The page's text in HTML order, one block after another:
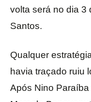
volta será no dia 3
Santos.
Qualquer
havia traçado ruiu
Após Nino